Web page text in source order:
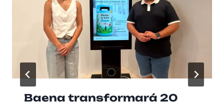
Baena transformará 20